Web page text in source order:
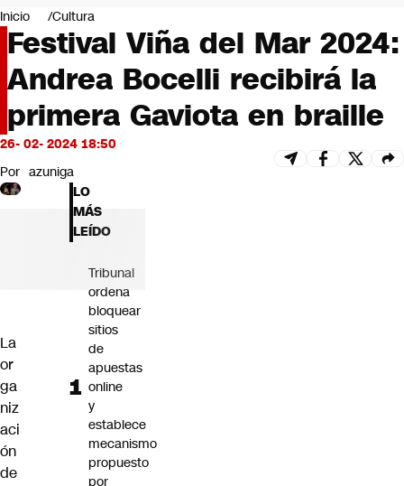
Negocios
Deportes
Programas completos
Cultura
Servicios
Bits
CNN tiempo
Futuro 360
Opinión
Inicio Cultura
Festival Viña del Mar 2024:
Andrea Bocelli recibirá la
primera Gaviota en braille
26- 02- 2024 18:50
Por azuniga
La
or
ga
niz
aci
ón
de
LO
MÁS
LEÍDO
Tribunal
ordena
bloquear
sitios
de
apuestas
online
y
establece
mecanismo
propuesto
por